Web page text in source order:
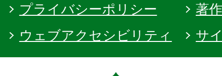
プライバシーポリシー
著
ウェブアクセシビリティ
サ